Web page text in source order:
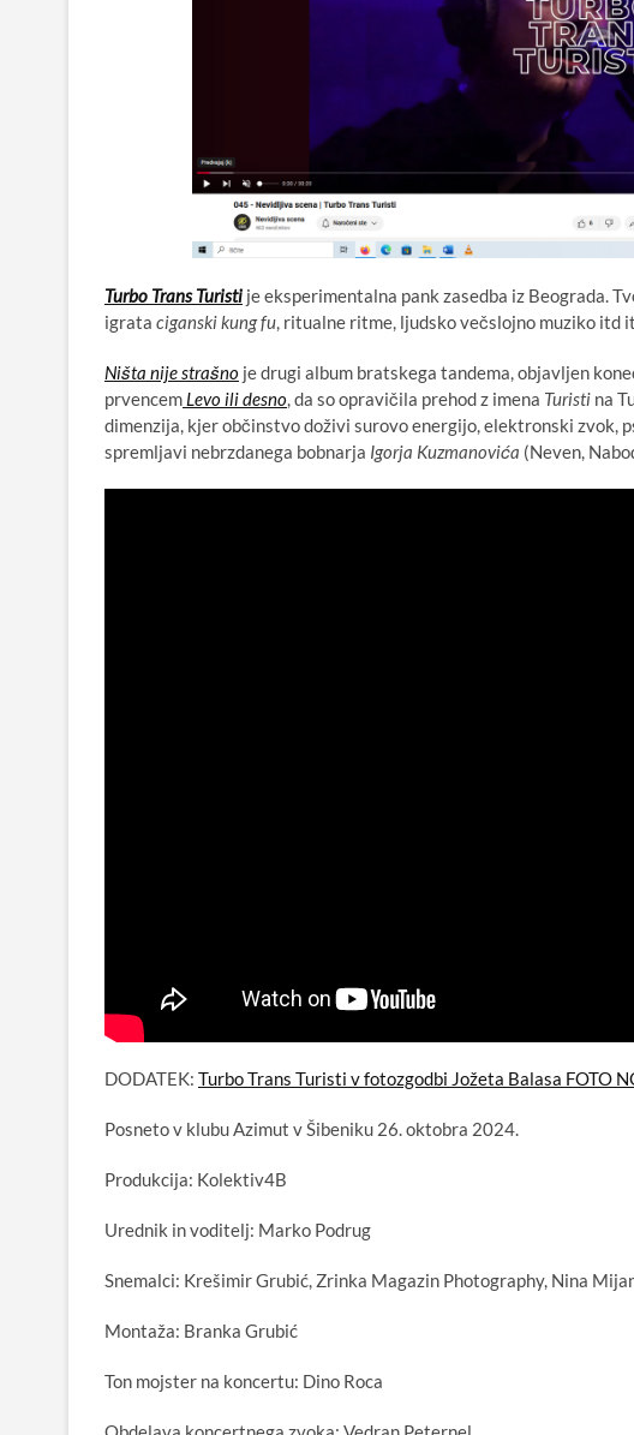
Turbo Trans Turisti je eksperimentalna pank zasedba iz Beograda.
igrata ciganski kung fu, ritualne ritme, ljudsko večslojno muziko itd
Ništa nije strašno je drugi album bratskega tandema, objavljen
prvencem Levo ili desno, da so opravičila prehod z imena Turisti na
dimenzija, kjer občinstvo doživi surovo energijo, elektronski zvok,
spremljavi nebrzdanega bobnarja Igorja Kuzmanovića (Neven,
DODATEK: Turbo Trans Turisti v fotozgodbi Jožeta Balasa FOTO
Posneto v klubu Azimut v Šibeniku 26. oktobra 2024.
Produkcija: Kolektiv4B
Urednik in voditelj: Marko Podrug
Snemalci: Krešimir Grubić, Zrinka Magazin Photography, Nina
Montaža: Branka Grubić
Ton mojster na koncertu: Dino Roca